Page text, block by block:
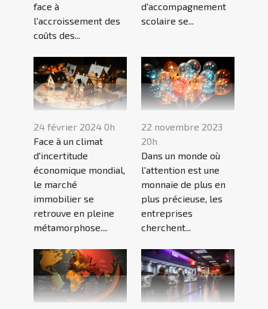
face à
l'accroissement des
coûts des...
d'accompagnement
scolaire se...
24 février 2024 0h
Face à un climat
d'incertitude
économique mondial,
le marché
immobilier se
retrouve en pleine
métamorphose....
22 novembre 2023
20h
Dans un monde où
l'attention est une
monnaie de plus en
plus précieuse, les
entreprises
cherchent...